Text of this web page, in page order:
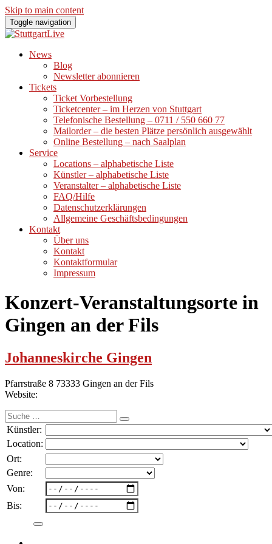
Skip to main content
Toggle navigation
News
Blog
Newsletter abonnieren
Tickets
Ticket Vorbestellung
Ticketcenter – im Herzen von Stuttgart
Telefonische Bestellung – 0711 / 550 660 77
Mailorder – die besten Plätze persönlich ausgewählt
Online Bestellung – nach Saalplan
Service
Locations – alphabetische Liste
Künstler – alphabetische Liste
Veranstalter – alphabetische Liste
FAQ/Hilfe
Datenschutzerklärungen
Allgemeine Geschäftsbedingungen
Kontakt
Über uns
Kontakt
Kontaktformular
Impressum
Konzert-Veranstaltungsorte in
Gingen an der Fils
Johanneskirche Gingen
Pfarrstraße 8 73333 Gingen an der Fils
Website:
Suche
nach:
Künstler:
Location:
Ort:
Genre:
Von:
Bis: